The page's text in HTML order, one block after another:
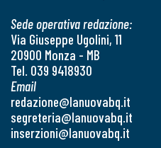
Sede operativa redazione:
Via Giuseppe Ugolini, 11
20900 Monza - MB
Tel. 039 9418930
Email
redazione@lanuovabq.it
segreteria@lanuovabq.it
inserzioni@lanuovabq.it